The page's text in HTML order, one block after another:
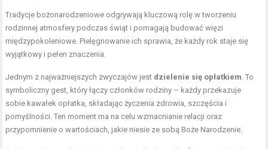
Tradycje bożonarodzeniowe odgrywają kluczową rolę w tworzeniu
rodzinnej atmosfery podczas świąt i pomagają budować więzi
międzypokoleniowe. Pielęgnowanie ich sprawia, że każdy rok staje się
wyjątkowy i pełen znaczenia.
Jednym z najważniejszych zwyczajów jest dzielenie się opłatkiem. To
symboliczny gest, który łączy członków rodziny – każdy przekazuje
sobie kawałek opłatka, składając życzenia zdrowia, szczęścia i
pomyślności. Ten moment ma na celu wzmacnianie relacji oraz
przypomnienie o wartościach, jakie niesie ze sobą Boże Narodzenie.